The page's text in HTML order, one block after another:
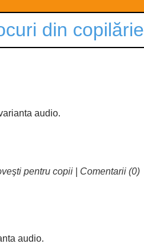
din copilărie
audio.
pentru copii Comentarii (0)
audio.